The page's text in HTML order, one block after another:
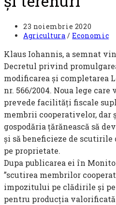
Post
published:
23 noiembrie 2020
Post
Agricultura / Economic
Klaus Iohannis, a semnat
Decretul privind
modificarea și completarea
nr. 566/2004. Noua lege care
prevede facilități fiscale
membrii cooperativelor, dar
gospodăria țărănească să
și să beneficieze de
pe proprietate.
Dupa publicarea ei în
”scutirea membrilor
impozitului pe clădirile și
pentru producția